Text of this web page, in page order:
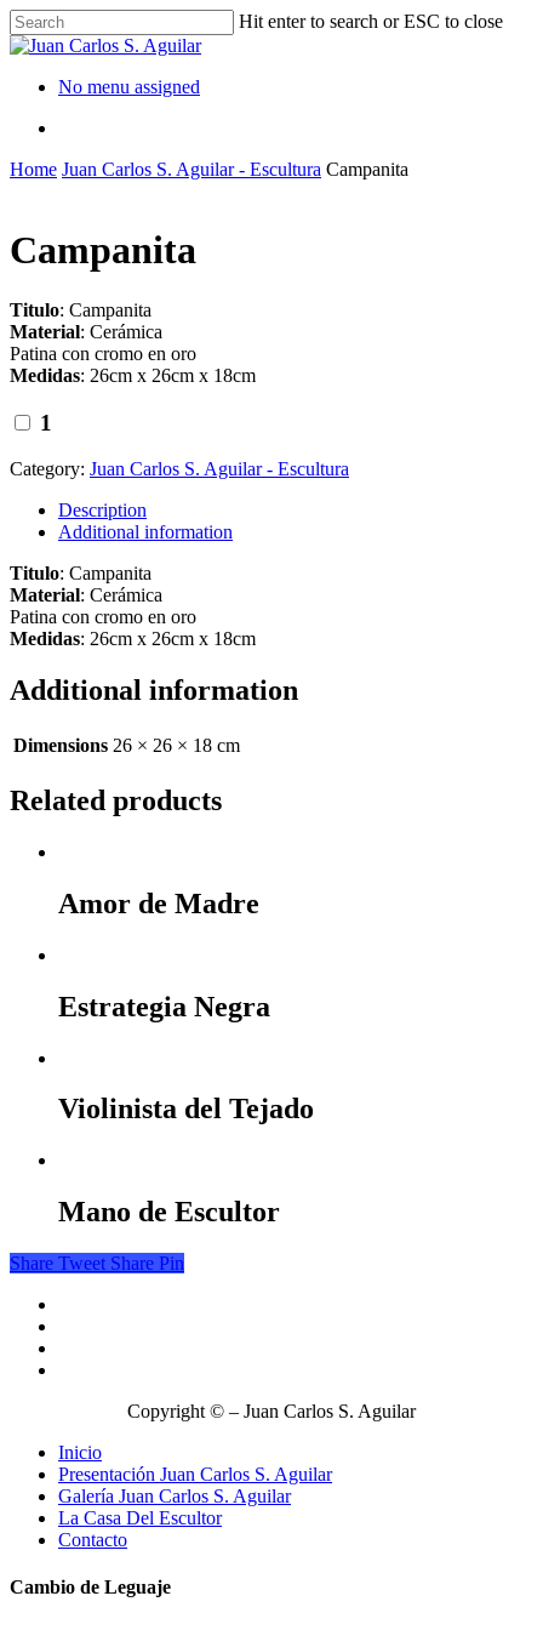
Hit enter to search or ESC to close
No menu assigned
Home Juan Carlos S. Aguilar - Escultura Campanita
Campanita
Titulo: Campanita
Material: Cerámica
Patina con cromo en oro
Medidas: 26cm x 26cm x 18cm
1
Category: Juan Carlos S. Aguilar - Escultura
Description
Additional information
Titulo: Campanita
Material: Cerámica
Patina con cromo en oro
Medidas: 26cm x 26cm x 18cm
Additional information
Dimensions 26 × 26 × 18 cm
Related products
Amor de Madre
Estrategia Negra
Violinista del Tejado
Mano de Escultor
Share Tweet Share Pin
Copyright © – Juan Carlos S. Aguilar
Inicio
Presentación Juan Carlos S. Aguilar
Galería Juan Carlos S. Aguilar
La Casa Del Escultor
Contacto
Cambio de Leguaje